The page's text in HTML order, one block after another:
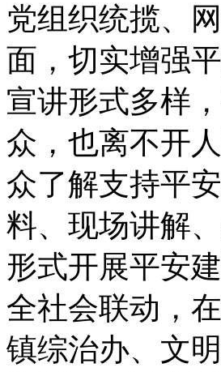
党组织统揽、
面，切实增强
宣讲形式多样
众，也离不开
众了解支持平
料、现场讲解
形式开展平安
全社会联动，
镇综治办、文